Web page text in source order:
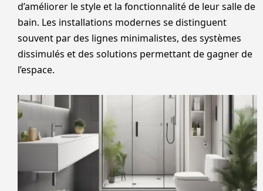
d’améliorer le style et la fonctionnalité de leur salle de
bain. Les installations modernes se distinguent
souvent par des lignes minimalistes, des systèmes
dissimulés et des solutions permettant de gagner de
l’espace.